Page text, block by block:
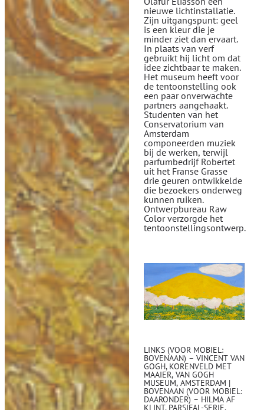
nieuwe lichtinstallatie.
Zijn uitgangspunt: geel
is een kleur die je
minder ziet dan ervaart.
In plaats van verf
gebruikt hij licht om dat
idee zichtbaar te maken.
Het museum heeft voor
de tentoonstelling ook
een paar onverwachte
partners aangehaakt.
Studenten van het
Conservatorium van
Amsterdam
componeerden muziek
bij de werken, terwijl
parfumbedrijf Robertet
uit het Franse Grasse
drie geuren ontwikkelde
die bezoekers onderweg
kunnen ruiken.
Ontwerpbureau Raw
Color verzorgde het
tentoonstellingsontwerp.
LINKS (VOOR MOBIEL:
BOVENAAN) – VINCENT VAN
GOGH, KORENVELD MET
MAAIER, VAN GOGH
MUSEUM, AMSTERDAM |
BOVENAAN (VOOR MOBIEL:
DAARONDER) – HILMA AF
KLINT, PARSIFAL-SERIE,